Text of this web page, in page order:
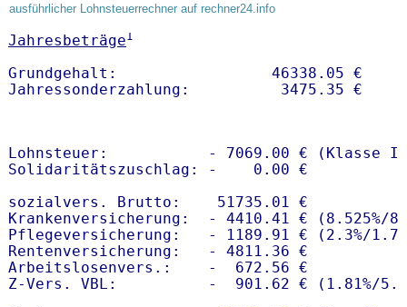
ausführlicher Lohnsteuerrechner auf rechner24.info
Jahresbeträge1
Grundgehalt:                 46338.05 €
Lohnsteuer:           - 7069.00 € (Klasse I)
Solidaritätszuschlag: -    0.00 €
sozialvers. Brutto:    51735.01 €
Krankenversicherung:  - 4410.41 € (8.525%/
Pflegeversicherung:   - 1189.91 € (2.3%/
Rentenversicherung:   - 4811.36 €
Arbeitslosenvers.:    -  672.56 €
Z-Vers. VBL:          -  901.62 € ( 1.81%/